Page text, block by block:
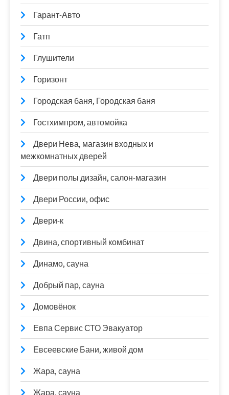
Гарант-Авто
Гатп
Глушители
Горизонт
Городская баня, Городская баня
Гостхимпром, автомойка
Двери Нева, магазин входных и
межкомнатных дверей
Двери полы дизайн, салон-магазин
Двери России, офис
Двери-к
Двина, спортивный комбинат
Динамо, сауна
Добрый пар, сауна
Домовёнок
Евпа Сервис СТО Эвакуатор
Евсеевские Бани, живой дом
Жара, сауна
Жара, сауна